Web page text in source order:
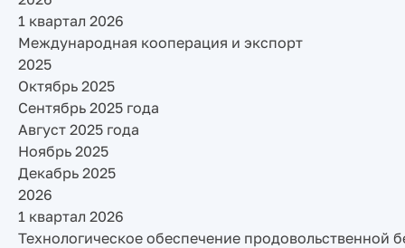
1 квартал 2026
Международная кооперация и экспорт
2025
Октябрь 2025
Сентябрь 2025 года
Август 2025 года
Ноябрь 2025
Декабрь 2025
2026
1 квартал 2026
Технологическое обеспечение продовольственной